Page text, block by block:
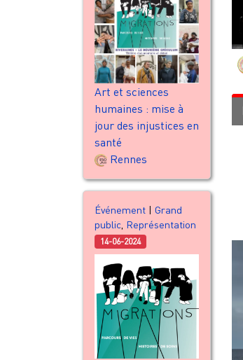
Art et sciences
humaines : mise à
jour des injustices en
santé
Rennes
Événement | Grand
public Représentation
14-06-2024